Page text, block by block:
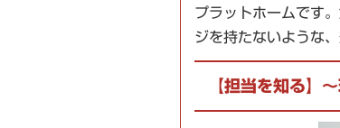
プラットホームです
ジを持たないような
【担当を知る】